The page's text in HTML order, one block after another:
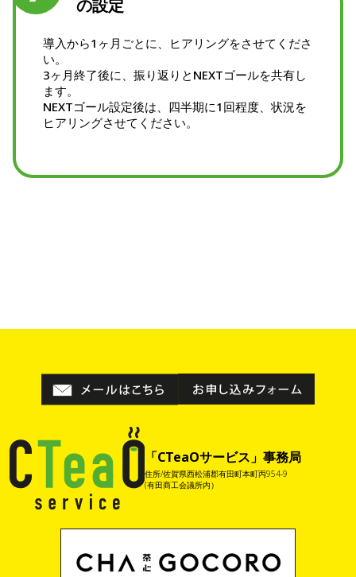
の設定
導入から1ヶ月ごとに、ヒアリングをさせてくださ
い。
3ヶ月終了後に、振り返りとNEXTゴールを共有し
ます。
NEXTゴール設定後は、四半期に1回程度、状況を
ヒアリングさせてください。
「CTeaOサービス」事務局
住所/佐賀県西松浦郡有田町本町丙954-9
(有田商工会議所内）​